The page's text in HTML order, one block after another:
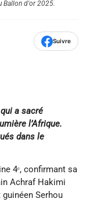
Ballon d'or 2025.
Suivre
a sacré
l’Afrique.
dans le
4ᵉ, confirmant sa
Achraf Hakimi
guinéen Serhou